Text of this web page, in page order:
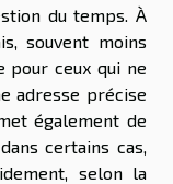
du temps. À
souvent moins
pour ceux qui ne
adresse précise
également de
certains cas,
selon la